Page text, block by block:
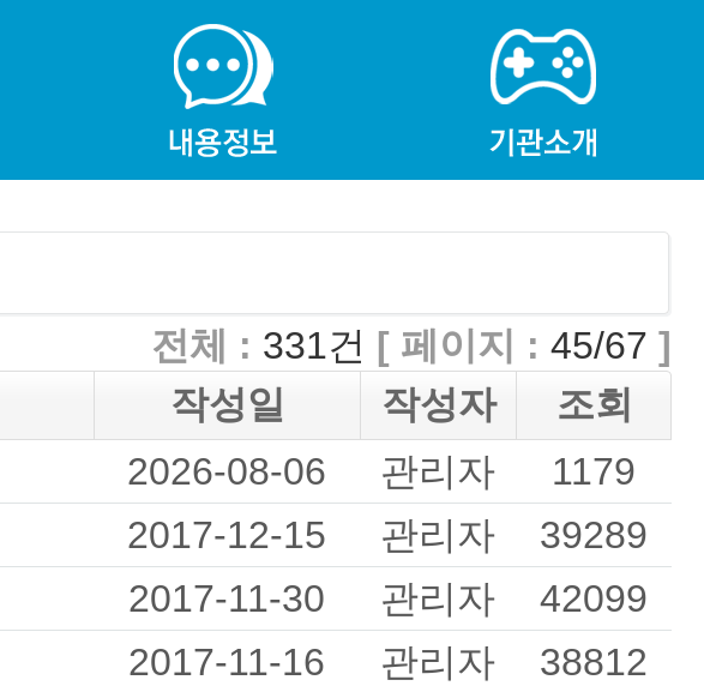
전체 : 331건 [ 페이지 :45/67 ]
작성일 작성자
조회
2026-08-06 관리자
1179
2017-12-15 관리자
39289
2017-11-30 관리자
42099
2017-11-16 관리자
38812